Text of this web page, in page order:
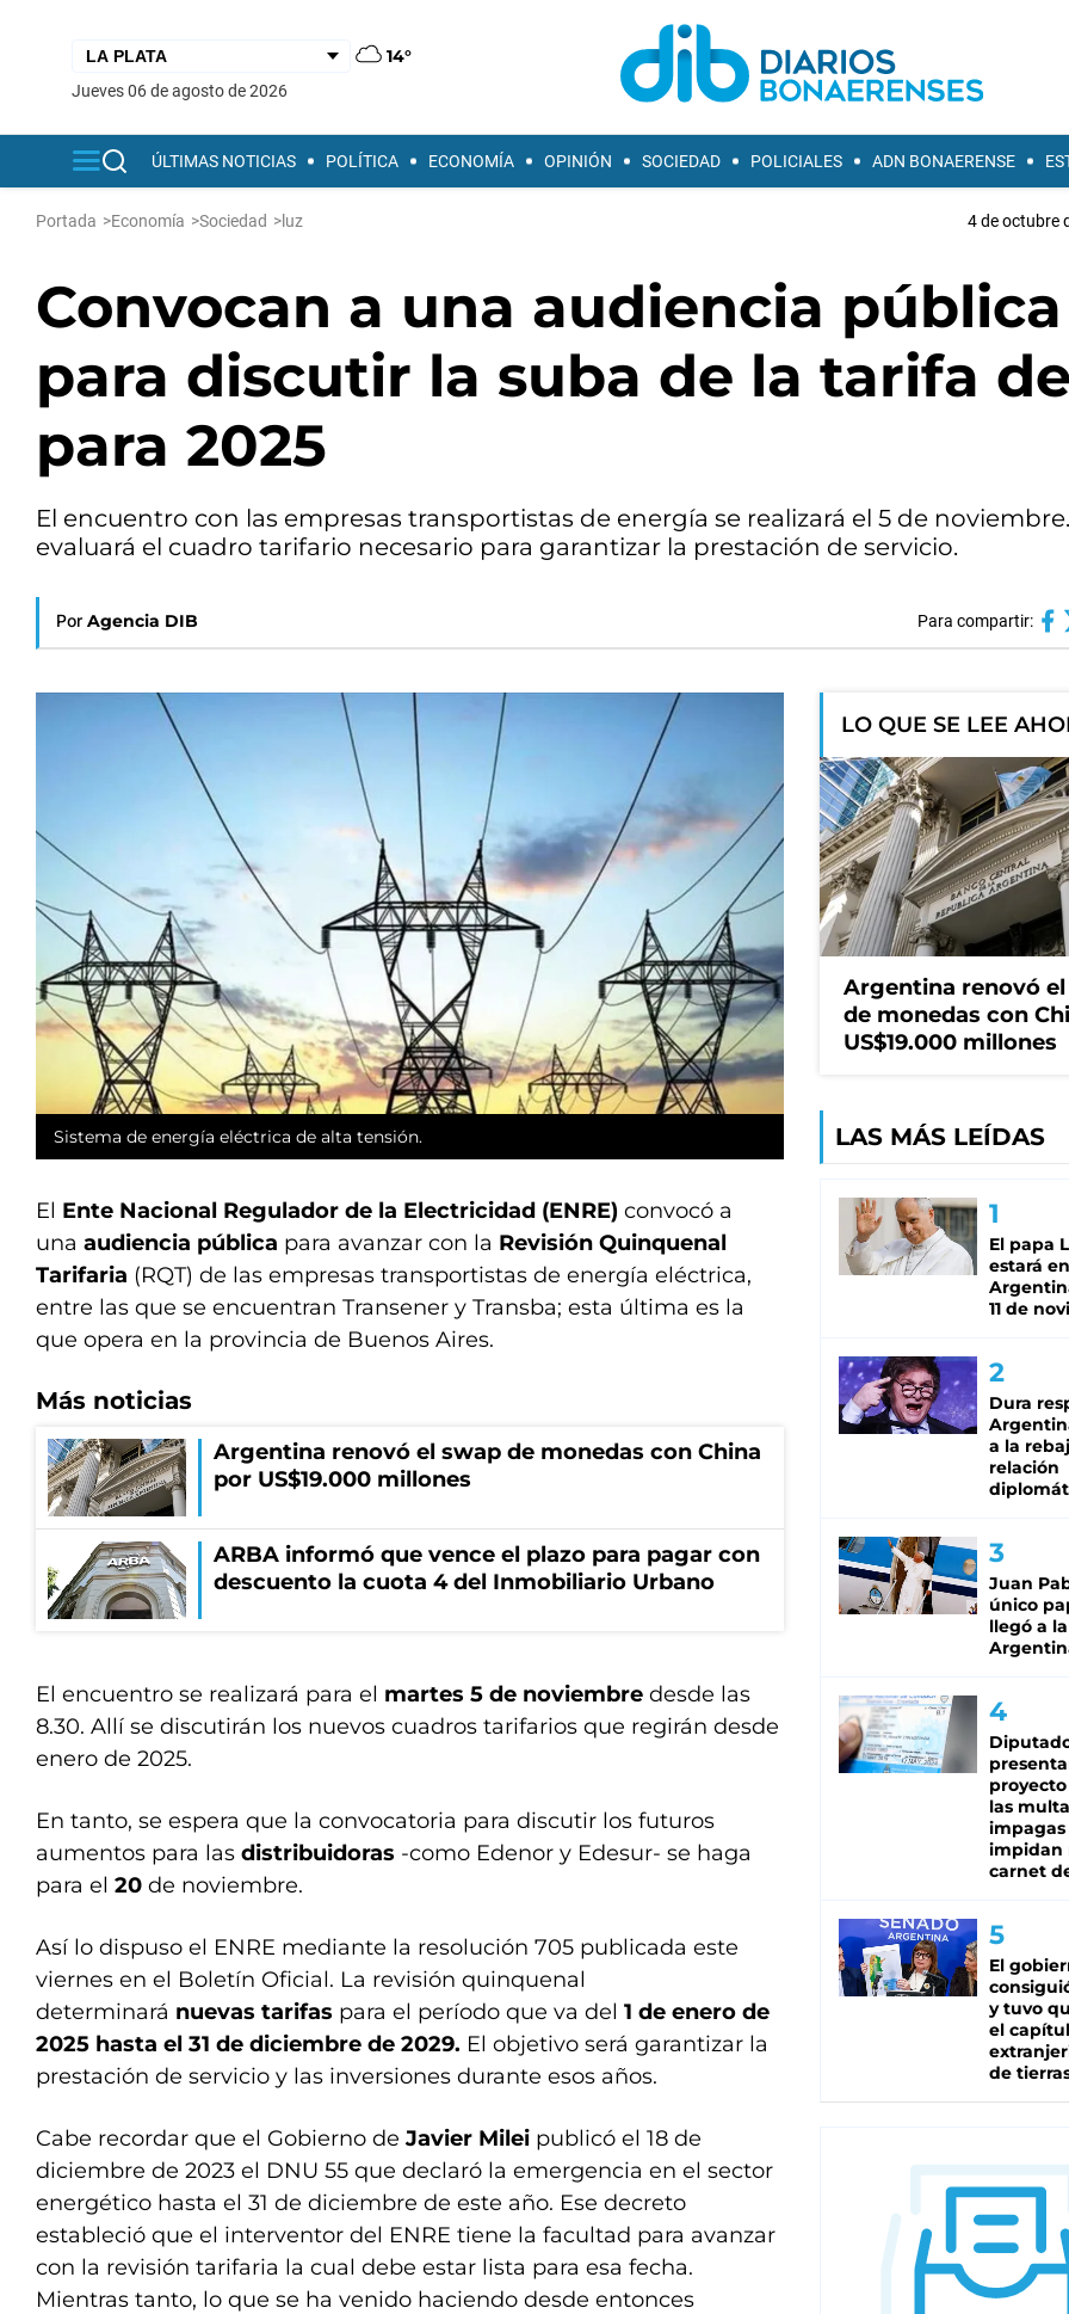
14°
jueves 06 de agosto de 2026
ÚLTIMAS NOTICIAS POLÍTICA ECONOMÍA OPINIÓN SOCIEDAD POLICIALES ADN BONAERENSE
Portada >Economía >Sociedad > luz 4 de octubre
Convocan a una audiencia pública
para discutir la suba de la tarifa
para 2025
El encuentro con las empresas transportistas de energía se realizará el 5 de
evaluará el cuadro tarifario necesario para garantizar la prestación de servicio.
Por Agencia DIB Para compartir:
Sistema de energía eléctrica de alta tensión.
El Ente Nacional Regulador de la Electricidad (ENRE) convocó a
una audiencia pública para avanzar con la Revisión Quinquenal
Tarifaria (RQT) de las empresas transportistas de energía eléctrica,
entre las que se encuentran Transener y Transba; esta última es la
que opera en la provincia de Buenos Aires.
Más noticias
Argentina renovó el swap de monedas con China
por US$19.000 millones
ARBA informó que vence el plazo para pagar con
descuento la cuota 4 del Inmobiliario Urbano
El encuentro se realizará para el martes 5 de noviembre desde las
8.30. Allí se discutirán los nuevos cuadros tarifarios que regirán desde
enero de 2025.
En tanto, se espera que la convocatoria para discutir los futuros
aumentos para las distribuidoras -como Edenor y Edesur- se haga
para el 20 de noviembre.
Así lo dispuso el ENRE mediante la resolución 705 publicada este
viernes en el Boletín Oficial. La revisión quinquenal
determinará nuevas tarifas para el período que va del 1 de enero de
2025 hasta el 31 de diciembre de 2029. El objetivo será garantizar la
prestación de servicio y las inversiones durante esos años.
Cabe recordar que el Gobierno de Javier Milei publicó el 18 de
diciembre de 2023 el DNU 55 que declaró la emergencia en el sector
energético hasta el 31 de diciembre de este año. Ese decreto
estableció que el interventor del ENRE tiene la facultad para avanzar
con la revisión tarifaria la cual debe estar lista para esa fecha.
Mientras tanto, lo que se ha venido haciendo desde entonces
LO QUE SE LEE
Argentina renovó
de monedas con
US$19.000 millones
LAS MÁS LEÍDAS
El papa
estará
11 de
Dura
a la
relación
Juan
único
llegó a la
las
impagas
impidan
carnet
El
y tuvo
el
de